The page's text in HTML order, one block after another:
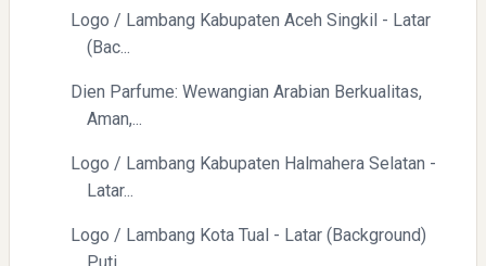
Yaqut Cholil Qoumas: Kisah Inspiratif di Balik Kasus Hukum
Menyongsong Masa Depan Buruh Indonesia dengan
Logo / Lambang Kabupaten Aceh Singkil - Latar
(Bac...
Dien Parfume: Wewangian Arabian Berkualitas,
Aman,...
Logo / Lambang Kabupaten Halmahera Selatan -
Latar...
Logo / Lambang Kota Tual - Latar (Background)